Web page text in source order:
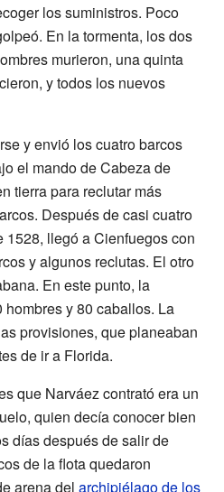
los suministros. Poco
En la tormenta, los dos
murieron, una quinta
y todos los nuevos
y envió los cuatro barcos
el mando de Cabeza de
tierra para reclutar más
Después de casi cuatro
1528, llegó a Cienfuegos con
y algunos reclutas. El otro
En este punto, la
y 80 caballos. La
provisiones, que planeaban
de ir a Florida.
que Narváez contrató era un
quien decía conocer bien
días después de salir de
de la flota quedaron
arena del archipiélago de los